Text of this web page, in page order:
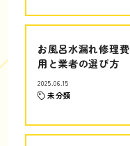
お風呂水漏れ修理費
用と業者の選び方
2025.06.15
未分類